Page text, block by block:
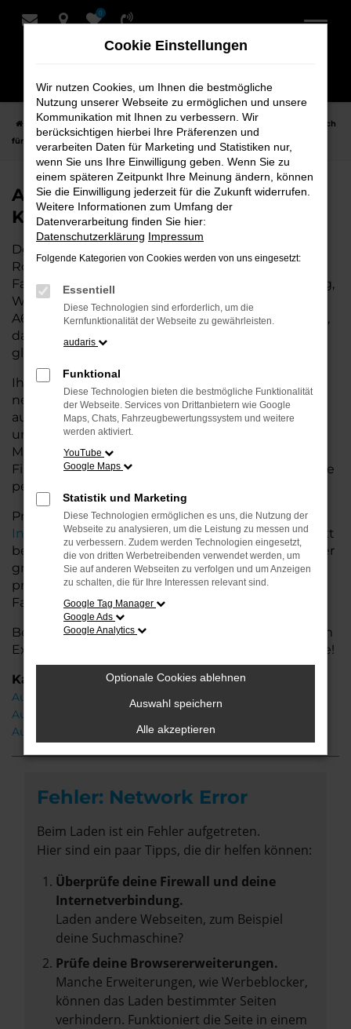
Zum
0
Startseite Rotenburg Audi
Audi A6 Fahrzeuge bei Schmidt + Koch
für Rotenburg
Audi A6 Fahrzeuge bei Schmidt +
Koch für Rotenburg
Der Audi A6 ist die perfekte Wahl für alle in
Rotenburg, die ein zuverlässiges und modernes
Fahrzeug suchen. Ob für den täglichen Arbeitsweg,
Wochenendausflüge oder lange Reisen, der Audi
A6 bietet Komfort, Effizienz und modernes Design,
das sowohl in der Stadt als auch auf dem Land
glänzt.
Ihr Audi Autohaus in Rotenburg bietet Ihnen
neben einer breiten Auswahl an Audi Fahrzeugen
auch umfassende Beratung und Service. Wir
unterstützen Sie bei der Auswahl des passenden
Modells und bieten maßgeschneiderte
Finanzierungslösungen sowie Leasingoptionen, die
perfekt zu Ihrem Budget und Bedarf passen.
Profitieren Sie von zusätzlichen Services wie
Inzahlungnahme,Wartung und Reparaturendirekt
bei Ihrem Audi Autohaus in Rotenburg. Mit unserer
großen Auswahl an Fahrzeugen und der
professionellen Beratung finden Sie bei uns das
Fahrzeug, das Ihre Ansprüche erfüllt.
Besuchen Sie uns und lassen Sie sich von unserem
Expertenteam beraten – der Audi A6 wartet auf Sie!
Kategorie
Audi A6 Rotenburg
Audi A6 Gebrauchtwagen Rotenburg
Audi A6 Neuwagen Rotenburg
Fehler: Network Error
Beim Laden ist ein Fehler aufgetreten.
Hier sind ein paar Tipps, die dir helfen können:
Überprüfe deine Firewall und deine
Internetverbindung.
Laden andere Webseiten, zum Beispiel
deine Suchmaschine?
Prüfe deine Browsererweiterungen.
Manche Erweiterungen, wie Werbeblocker,
können das Laden bestimmter Seiten
verhindern. Funktioniert die Seite in einem
Cookie Einstellungen
Wir nutzen Cookies, um Ihnen die bestmögliche
Nutzung unserer Webseite zu ermöglichen und unsere
Kommunikation mit Ihnen zu verbessern. Wir
berücksichtigen hierbei Ihre Präferenzen und
verarbeiten Daten für Marketing und Statistiken nur,
wenn Sie uns Ihre Einwilligung geben. Wenn Sie zu
einem späteren Zeitpunkt Ihre Meinung ändern, können
Sie die Einwilligung jederzeit für die Zukunft widerrufen.
Weitere Informationen zum Umfang der
Datenverarbeitung finden Sie hier:
Datenschutzerklärung Impressum
Folgende Kategorien von Cookies werden von uns eingesetzt:
Essentiell
Diese Technologien sind erforderlich, um die
Kernfunktionalität der Webseite zu gewährleisten.
audaris
Funktional
Diese Technologien bieten die bestmögliche Funktionalität
der Webseite. Services von Drittanbietern wie Google
Maps, Chats, Fahrzeugbewertungssystem und weitere
werden aktiviert.
YouTube
Google Maps
Statistik und Marketing
Diese Technologien ermöglichen es uns, die Nutzung der
Webseite zu analysieren, um die Leistung zu messen und
zu verbessern. Zudem werden Technologien eingesetzt,
die von dritten Werbetreibenden verwendet werden, um
Sie auf anderen Webseiten zu verfolgen und um Anzeigen
zu schalten, die für Ihre Interessen relevant sind.
Google Tag Manager
Google Ads
Google Analytics
Optionale Cookies ablehnen
Auswahl speichern
Alle akzeptieren